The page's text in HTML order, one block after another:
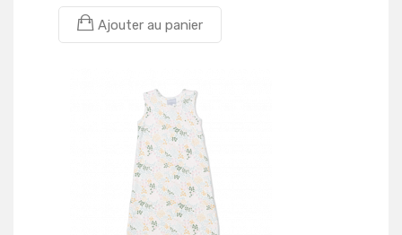
Ajouter au panier